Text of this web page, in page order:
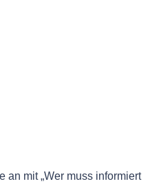
an mit „Wer muss informiert